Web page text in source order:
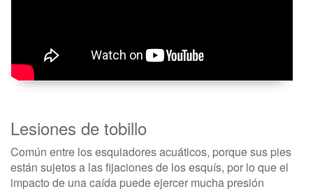
Lesiones de tobillo
Común entre los esquiadores acuáticos, porque sus pies
están sujetos a las fijaciones de los esquís, por lo que el
impacto de una caída puede ejercer mucha presión